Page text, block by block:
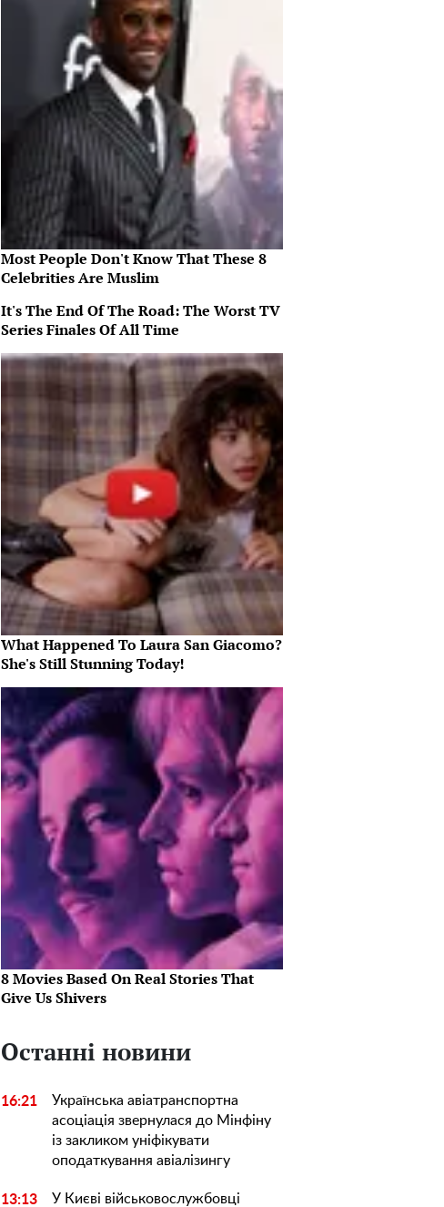
Most People Don't Know That These 8
Celebrities Are Muslim
It's The End Of The Road: The Worst TV
Series Finales Of All Time
What Happened To Laura San Giacomo?
She's Still Stunning Today!
8 Movies Based On Real Stories That
Give Us Shivers
Останні новини
16:21
Українська авіатранспортна
асоціація звернулася до Мінфіну
із закликом уніфікувати
оподаткування авіалізингу
13:13 У Києві військовослужбовці